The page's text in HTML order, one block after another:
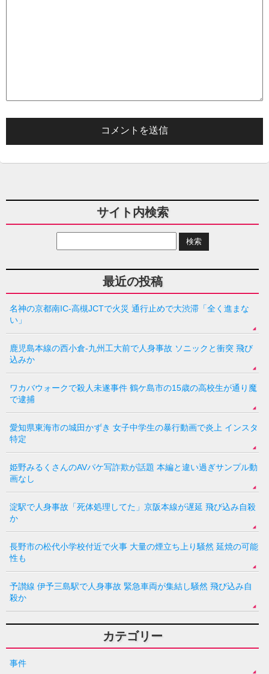
サイト内検索
最近の投稿
名神の京都南IC-高槻JCTで火災 通行止めで大渋滞「全く進まな
い」
鹿児島本線の西小倉-九州工大前で人身事故 ソニックと衝突 飛び
込みか
ワカバウォークで殺人未遂事件 鶴ケ島市の15歳の高校生が通り魔
で逮捕
愛知県東海市の城田かずき 女子中学生の暴行動画で炎上 インスタ
特定
姫野みるくさんのAVパケ写詐欺が話題 本編と違い過ぎサンプル動
画なし
淀駅で人身事故「死体処理してた」京阪本線が遅延 飛び込み自殺
か
長野市の松代小学校付近で火事 大量の煙立ち上り騒然 延焼の可能
性も
予讃線 伊予三島駅で人身事故 緊急車両が集結し騒然 飛び込み自
殺か
カテゴリー
事件